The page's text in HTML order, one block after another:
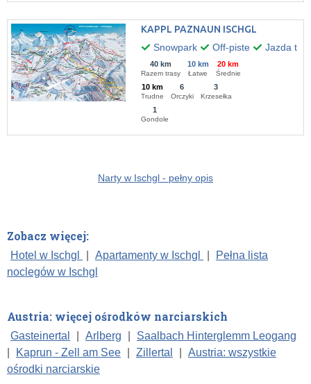
KAPPL PAZNAUN ISCHGL
Snowpark
Off-piste Jazda
40 km
Razem trasy
10 km
Łatwe
20 km
Średnie
10 km
Trudne
6
Orczyki
3
Krzesełka
1
Gondole
Narty w Ischgl - pełny opis
Zobacz więcej:
Hotel w Ischgl Apartamenty w Ischgl
Pełna lista
noclegów w Ischgl
Austria: więcej ośrodków narciarskich
Gasteinertal Arlberg
Saalbach Hinterglemm Leogang
Kaprun - Zell am See Zillertal
Austria: wszystkie
ośrodki narciarskie